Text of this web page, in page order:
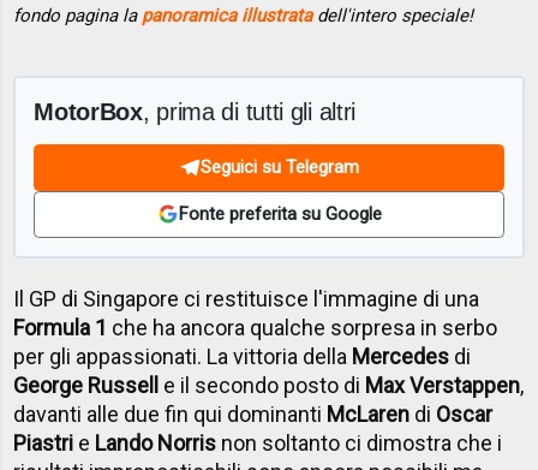
fondo pagina la panoramica illustratadell'intero speciale!
MotorBox, prima di tutti gli altri
Seguici su Telegram
Fonte preferita su Google
Il GP di Singapore ci restituisce l'immagine di una
Formula 1 che ha ancora qualche sorpresa in serbo
per gli appassionati. La vittoria della Mercedes di
George Russell
e il secondo posto di Max Verstappen,
davanti alle due fin qui dominanti McLaren di Oscar
Piastri e Lando Norris non soltanto ci dimostra che i